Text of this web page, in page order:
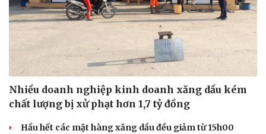
Nhiều doanh nghiệp kinh doanh xăng dầu kém
chất lượng bị xử phạt hơn 1,7 tỷ đồng
Hầu hết các mặt hàng xăng dầu đều giảm từ 15h00